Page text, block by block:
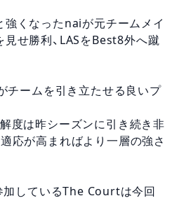
強くなったnaiが元チームメイ
見せ勝利、LASをBest8外へ蹴
ームを引き立たせる良いプ
度は昨シーズンに引き続き非
応が高まればより一層の強さ
加しているThe Courtは今回